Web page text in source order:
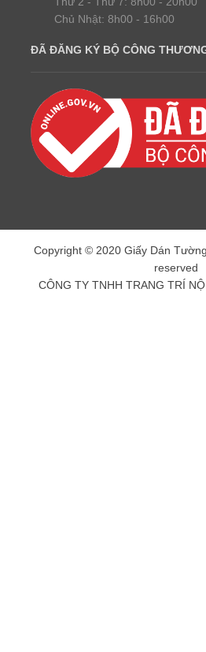
Chủ Nhật: 8h00 - 16h00
ĐÃ ĐĂNG KÝ BỘ CÔNG
Copyright © 2020 Giấy Dán
reserved
CÔNG TY TNHH TRANG TRÍ